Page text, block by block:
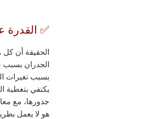
✅
الحقيقة أن كل
الجدران بسبب
بسبب تغيرات
يكتفي بتغطية
جذورها، مع
هو لا يعمل